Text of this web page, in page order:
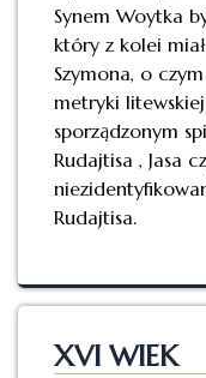
Synem Woytka
który z kolei
Szymona, o
metryki
sporządzonym
Rudajtisa , Jasa
Rudajtisa.
XVI WIEK